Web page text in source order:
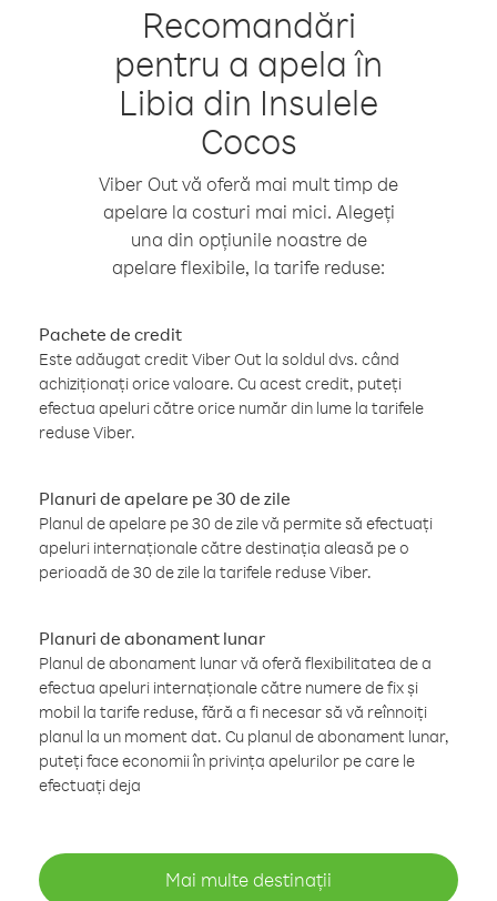
Recomandări
pentru a apela în
Libia din Insulele
Cocos
Viber Out vă oferă mai mult timp de
apelare la costuri mai mici. Alegeți
una din opțiunile noastre de
apelare flexibile, la tarife reduse:
Pachete de credit
Este adăugat credit Viber Out la soldul dvs. când
achiziționați orice valoare. Cu acest credit, puteți
efectua apeluri către orice număr din lume la tarifele
reduse Viber.
Planuri de apelare pe 30 de zile
Planul de apelare pe 30 de zile vă permite să efectuați
apeluri internaționale către destinația aleasă pe o
perioadă de 30 de zile la tarifele reduse Viber.
Planuri de abonament lunar
Planul de abonament lunar vă oferă flexibilitatea de a
efectua apeluri internaționale către numere de fix și
mobil la tarife reduse, fără a fi necesar să vă reînnoiți
planul la un moment dat. Cu planul de abonament lunar,
puteți face economii în privința apelurilor pe care le
efectuați deja
Mai multe destinații